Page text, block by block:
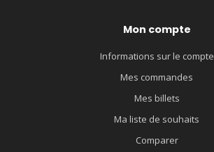
Mon compte
Informations sur le compte
Mes commandes
Mes billets
Ma liste de souhaits
Comparer